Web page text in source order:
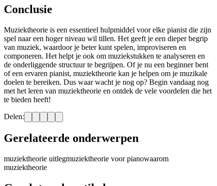
Conclusie
Muziektheorie is een essentieel hulpmiddel voor elke pianist die zijn
spel naar een hoger niveau wil tillen. Het geeft je een dieper begrip
van muziek, waardoor je beter kunt spelen, improviseren en
componeren. Het helpt je ook om muziekstukken te analyseren en
de onderliggende structuur te begrijpen. Of je nu een beginner bent
of een ervaren pianist, muziektheorie kan je helpen om je muzikale
doelen te bereiken. Dus waar wacht je nog op? Begin vandaag nog
met het leren van muziektheorie en ontdek de vele voordelen die het
te bieden heeft!
Delen:
Gerelateerde onderwerpen
muziektheorie uitlegmuziektheorie voor pianowaarom
muziektheorie